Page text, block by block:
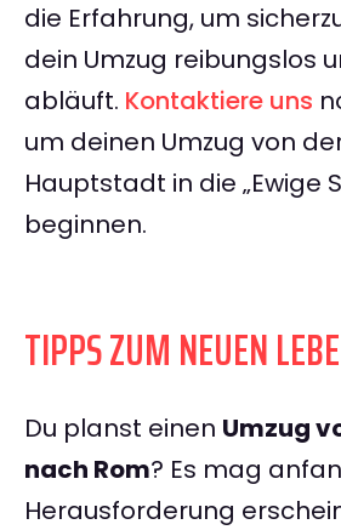
die Erfahrung, um
dein Umzug reibungslos
abläuft. Kontaktiere uns
um deinen Umzug von
Hauptstadt in die „Ewige
beginnen.
TIPPS ZUM NEUEN
Du planst einen Umzug
nach Rom? Es mag
Herausforderung